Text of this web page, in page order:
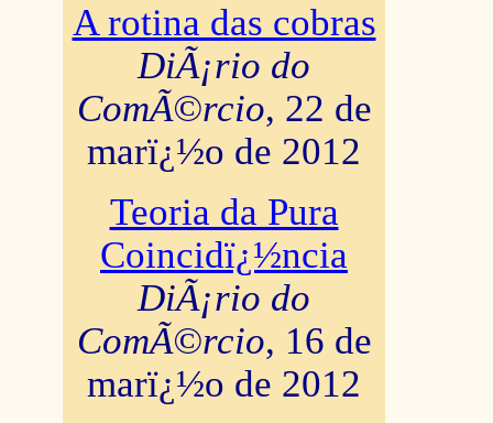
A rotina das cobras
DiÃ¡rio do
ComÃ©rcio, 22 de
marï¿½o de 2012
Teoria da Pura
Coincidï¿½ncia
DiÃ¡rio do
ComÃ©rcio, 16 de
marï¿½o de 2012